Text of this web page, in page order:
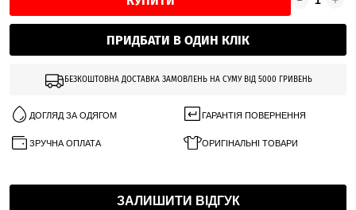
ПРИДБАТИ В ОДИН КЛІК
БЕЗКОШТОВНА ДОСТАВКА ЗАМОВЛЕНЬ НА СУМУ ВІД 5000 ГРИВЕНЬ
ДОГЛЯД ЗА ОДЯГОМ ГАРАНТІЯ ПОВЕРНЕННЯ
ЗРУЧНА ОПЛАТА ОРИГІНАЛЬНІ ТОВАРИ
ЗАЛИШИТИ ВІДГУК